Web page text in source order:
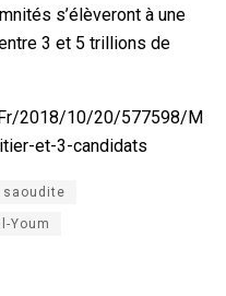
s’élèveront à une
3 et 5 trillions de
2018/10/20/577598/M
et-3-candidats
saoudite
Youm